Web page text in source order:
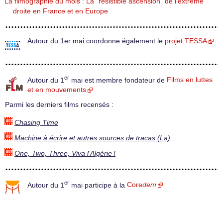
droite en France et en Europe
Autour du 1er mai coordonne également le projet TESSA
Autour du 1 er mai est membre fondateur de Films en luttes
et en mouvements
Parmi les derniers films recensés :
Chasing Time
Machine à écrire et autres sources de tracas (La)
One, Two, Three, Viva l’Algérie !
Autour du 1 er mai participe à la Coredem